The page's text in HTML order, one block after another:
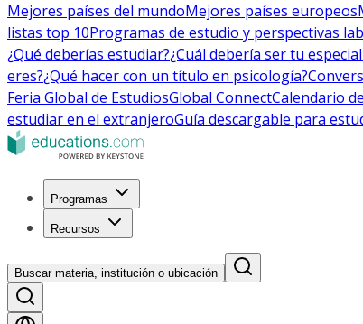
Mejores países del mundoMejores países europeos
listas top 10Programas de estudio y perspectivas
¿Qué deberías estudiar?¿Cuál debería ser tu
eres?¿Qué hacer con un título en psicología?
Feria Global de EstudiosGlobal ConnectCalendario
estudiar en el extranjeroGuía descargable para
Programas
Recursos
Buscar materia, institución o ubicación